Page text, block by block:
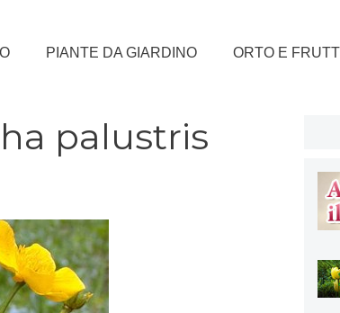
PIANTE DA GIARDINO ORTO E
palustris